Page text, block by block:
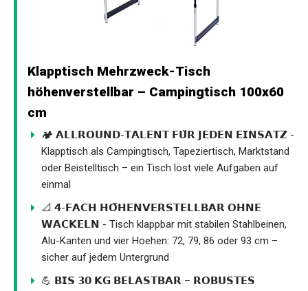
Klapptisch Mehrzweck-Tisch
höhenverstellbar – Campingtisch 100x60
cm
🏕️ 𝗔𝗟𝗟𝗥𝗢𝗨𝗡𝗗-𝗧𝗔𝗟𝗘𝗡𝗧 𝗙𝗨̈𝗥 𝗝𝗘𝗗𝗘𝗡 𝗘𝗜𝗡𝗦𝗔𝗧𝗭 -
Klapptisch als Campingtisch, Tapeziertisch, Marktstand
oder Beistelltisch – ein Tisch löst viele Aufgaben auf
einmal
📐 𝟰-𝗙𝗔𝗖𝗛 𝗛𝗢̈𝗛𝗘𝗡𝗩𝗘𝗥𝗦𝗧𝗘𝗟𝗟𝗕𝗔𝗥 𝗢𝗛𝗡𝗘
𝗪𝗔𝗖𝗞𝗘𝗟𝗡 - Tisch klappbar mit stabilen Stahlbeinen,
Alu-Kanten und vier Hoehen: 72, 79, 86 oder 93 cm –
sicher auf jedem Untergrund
💪 𝗕𝗜𝗦 𝟯𝟬 𝗞𝗚 𝗕𝗘𝗟𝗔𝗦𝗧𝗕𝗔𝗥 – 𝗥𝗢𝗕𝗨𝗦𝗧𝗘𝗦